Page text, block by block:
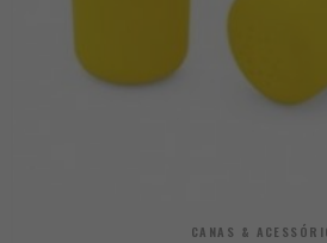
CANAS &